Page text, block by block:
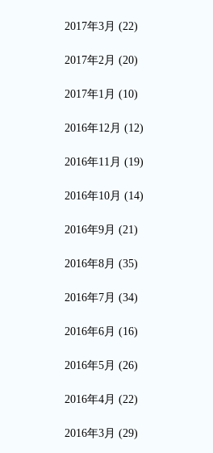
2017年3月 (22)
2017年2月 (20)
2017年1月 (10)
2016年12月 (12)
2016年11月 (19)
2016年10月 (14)
2016年9月 (21)
2016年8月 (35)
2016年7月 (34)
2016年6月 (16)
2016年5月 (26)
2016年4月 (22)
2016年3月 (29)